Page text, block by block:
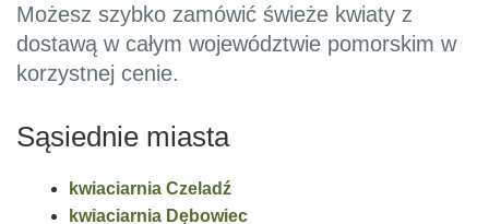
Możesz szybko zamówić świeże kwiaty z
dostawą w całym województwie pomorskim w
korzystnej cenie.
Sąsiednie miasta
kwiaciarnia Czeladź
kwiaciarnia Dębowiec